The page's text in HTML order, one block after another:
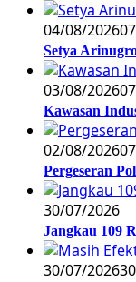
04/08/2026
Setya
03/08/2026
Kawasan
02/08/2026
Pergeseran
30/07/2026
Jangkau 109
30/07/2026